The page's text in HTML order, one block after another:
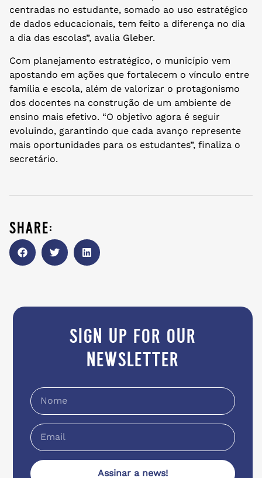
centradas no estudante, somado ao uso estratégico
de dados educacionais, tem feito a diferença no dia
a dia das escolas”, avalia Gleber.
Com planejamento estratégico, o município vem
apostando em ações que fortalecem o vínculo entre
família e escola, além de valorizar o protagonismo
dos docentes na construção de um ambiente de
ensino mais efetivo. “O objetivo agora é seguir
evoluindo, garantindo que cada avanço represente
mais oportunidades para os estudantes”, finaliza o
secretário.
share:
sign up for our
newsletter
Assinar a news!